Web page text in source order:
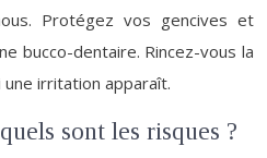
Protégez vos gencives et
bucco-dentaire. Rincez-vous la
une irritation apparaît.
sont les risques ?